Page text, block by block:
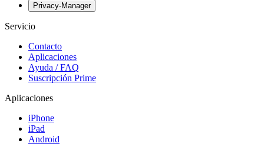
Privacy-Manager
Servicio
Contacto
Aplicaciones
Ayuda / FAQ
Suscripción Prime
Aplicaciones
iPhone
iPad
Android